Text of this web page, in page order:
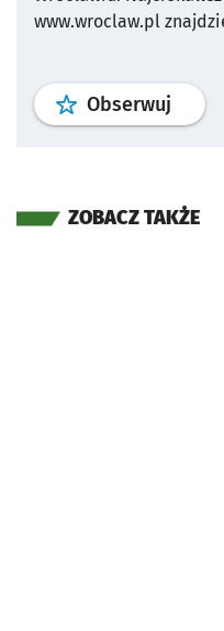
www.wroclaw.pl
Obserwuj profil
ZOBACZ TAKŻE